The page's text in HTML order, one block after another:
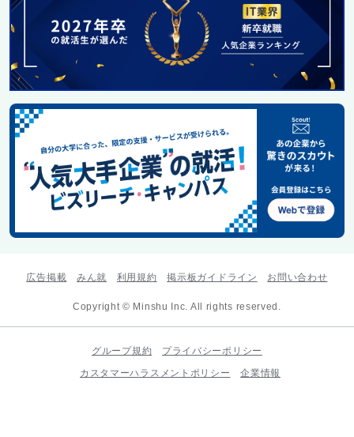
広告掲載 みん就 利用規約 掲示板ガイドライン お問い合わせ
Copyright © Minshu Inc. All rights reserved.
グループ規約
プライバシーポリシー
カスタマーハラスメントポリシー
企業情報